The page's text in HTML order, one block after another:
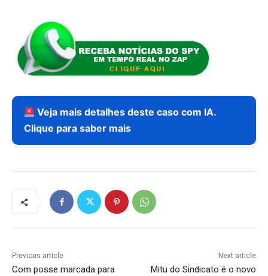
Veja mais detalhes deste caso com IA.
Clique para saber mais
Previous article
Com posse marcada para
Next article
Mitu do Sindicato é o novo